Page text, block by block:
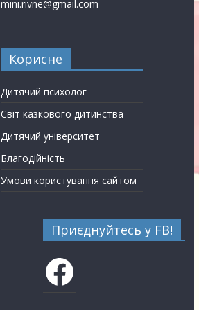
mini.rivne@gmail.com
Корисне
Дитячий психолог
Світ казкового дитинства
Дитячий університет
Благодійність
Умови користування сайтом
Приєднуйтесь у FB!
Facebook